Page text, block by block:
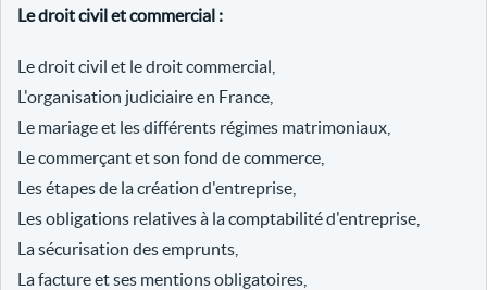
Le droit civil et commercial :
Le droit civil et le droit commercial,
L'organisation judiciaire en France,
Le mariage et les différents régimes matrimoniaux,
Le commerçant et son fond de commerce,
Les étapes de la création d'entreprise,
Les obligations relatives à la comptabilité d'entreprise,
La sécurisation des emprunts,
La facture et ses mentions obligatoires,